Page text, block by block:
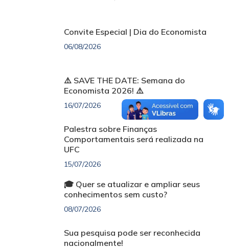
Convite Especial | Dia do Economista
06/08/2026
⚠️ SAVE THE DATE: Semana do
Economista 2026! ⚠️
16/07/2026
Palestra sobre Finanças
Comportamentais será realizada na
UFC
15/07/2026
🎓 Quer se atualizar e ampliar seus
conhecimentos sem custo?
08/07/2026
Sua pesquisa pode ser reconhecida
nacionalmente!